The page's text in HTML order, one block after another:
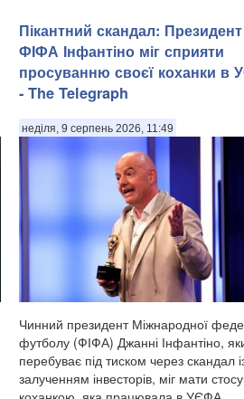
Пікантний скандал: Президент
ФІФА Інфантіно міг сприяти
просуванню своєї коханки в
- The Telegraph
неділя, 9 серпень 2026, 11:49
Чинний президент Міжнародної
футболу (ФІФА) Джанні Інфантіно,
перебуває під тиском через скандал
залученням інвесторів, міг мати